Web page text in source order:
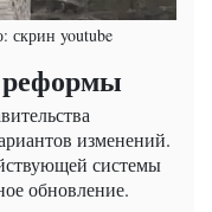
скрин youtube
изменений.
системы
обновление.